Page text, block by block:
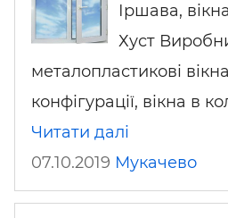
Іршава,
Хуст
металопластикові
конфігурації, вікна в
Читати далі
07.10.2019 Мукачево